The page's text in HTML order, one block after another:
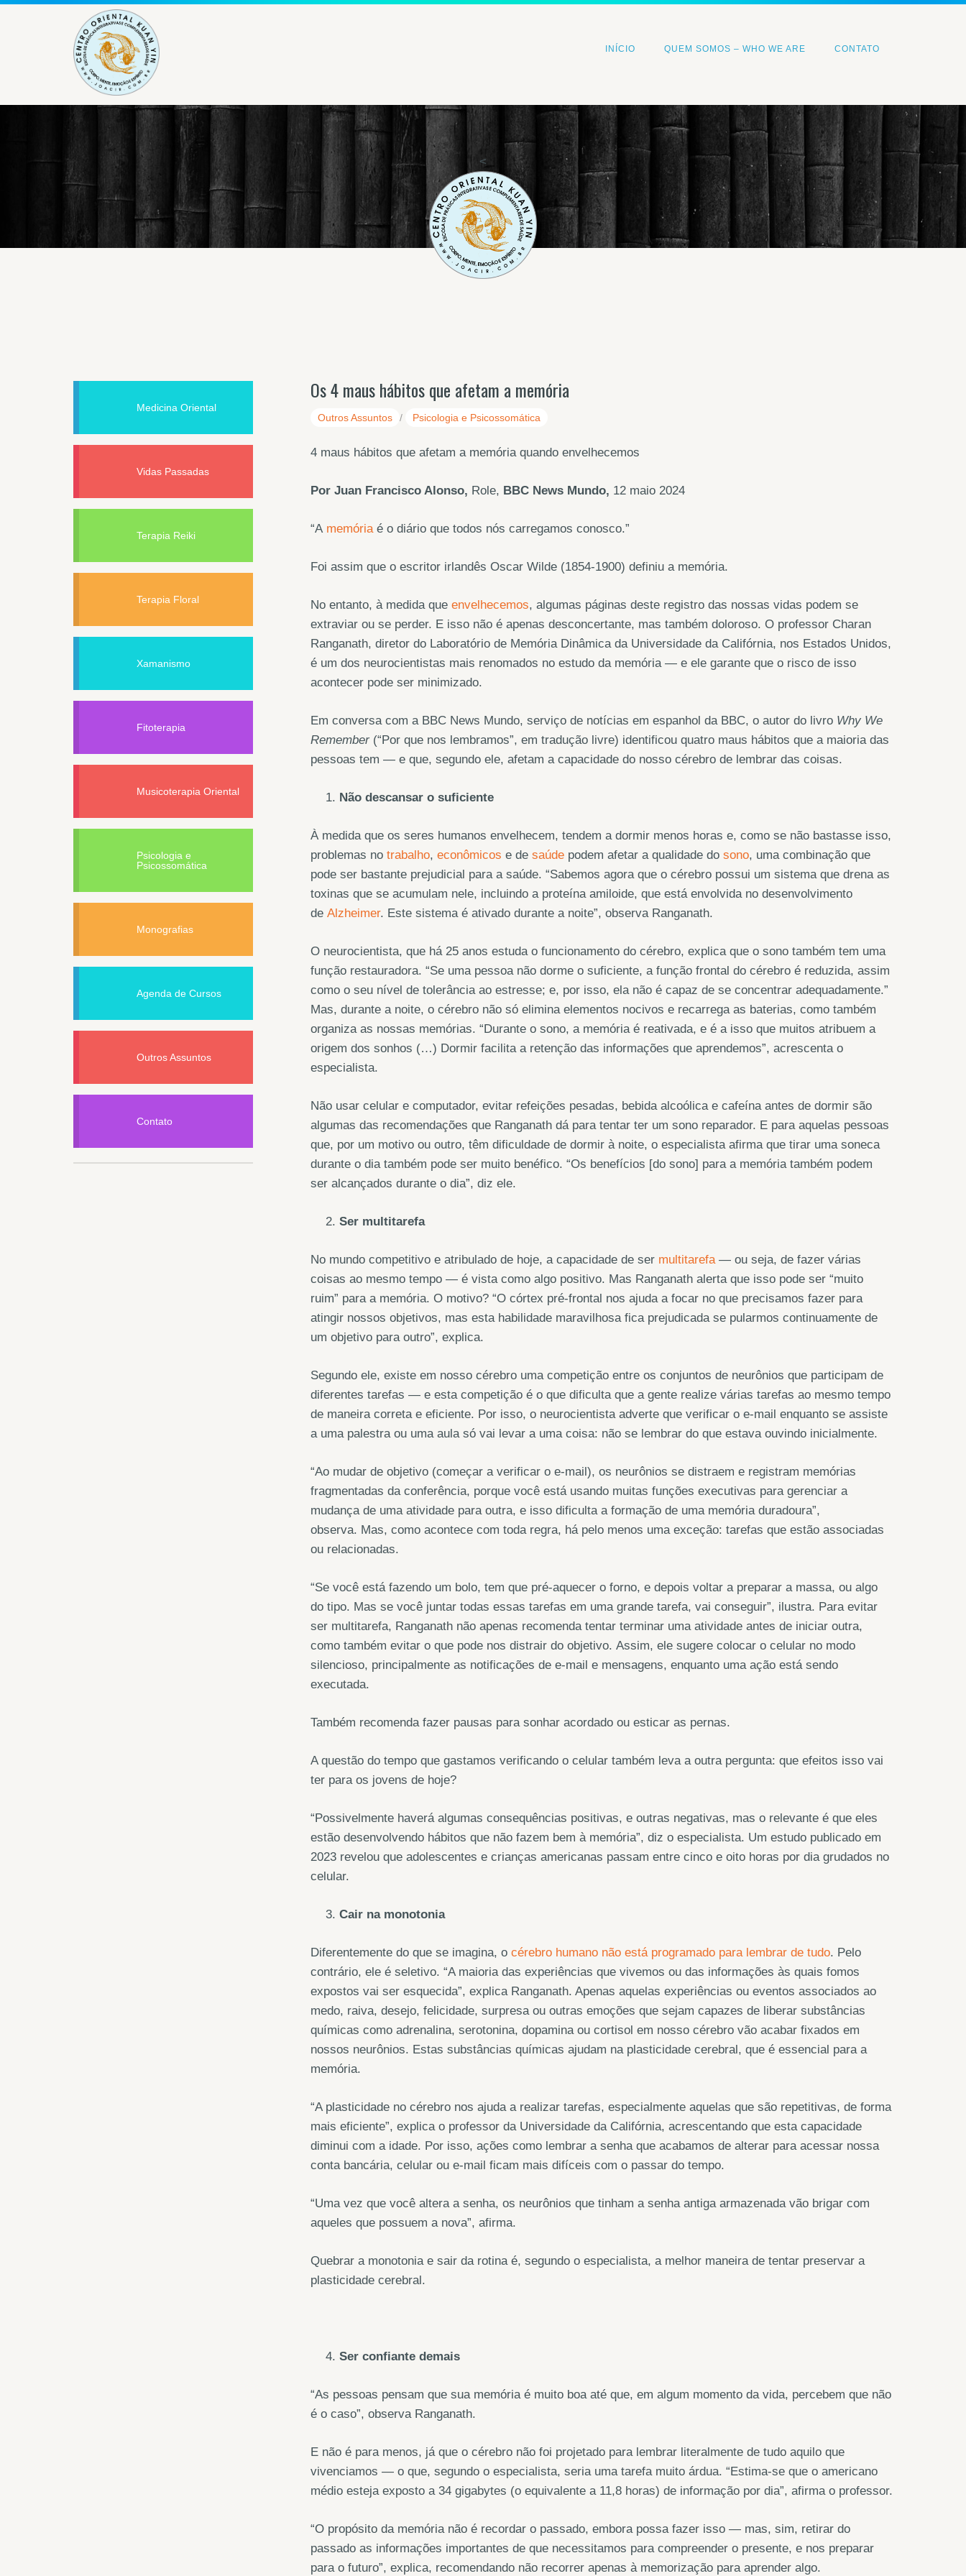
INÍCIO QUEM SOMOS – WHO WE ARE CONTATO
<
Os 4 maus hábitos que afetam a memória
Outros Assuntos / Psicologia e Psicossomática
4 maus hábitos que afetam a memória quando envelhecemos
Por Juan Francisco Alonso, Role, BBC News Mundo, 12 maio 2024
“A memóriaé o diário que todos nós carregamos conosco.”
Foi assim que o escritor irlandês Oscar Wilde (1854-1900) definiu a memória.
No entanto, à medida que envelhecemos, algumas páginas deste registro das nossas vidas podem se
extraviar ou se perder. E isso não é apenas desconcertante, mas também doloroso. O professor Charan
Ranganath, diretor do Laboratório de Memória Dinâmica da Universidade da Califórnia, nos Estados Unidos,
é um dos neurocientistas mais renomados no estudo da memória — e ele garante que o risco de isso
acontecer pode ser minimizado.
Em conversa com a BBC News Mundo, serviço de notícias em espanhol da BBC, o autor do livro Why We
Remember (“Por que nos lembramos”, em tradução livre) identificou quatro maus hábitos que a maioria das
pessoas tem — e que, segundo ele, afetam a capacidade do nosso cérebro de lembrar das coisas.
Não descansar o suficiente
À medida que os seres humanos envelhecem, tendem a dormir menos horas e, como se não bastasse isso,
problemas no trabalho, econômicos e de saúde podem afetar a qualidade do sono, uma combinação que
pode ser bastante prejudicial para a saúde. “Sabemos agora que o cérebro possui um sistema que drena as
toxinas que se acumulam nele, incluindo a proteína amiloide, que está envolvida no desenvolvimento
de Alzheimer. Este sistema é ativado durante a noite”, observa Ranganath.
O neurocientista, que há 25 anos estuda o funcionamento do cérebro, explica que o sono também tem uma
função restauradora. “Se uma pessoa não dorme o suficiente, a função frontal do cérebro é reduzida, assim
como o seu nível de tolerância ao estresse; e, por isso, ela não é capaz de se concentrar adequadamente.”
Mas, durante a noite, o cérebro não só elimina elementos nocivos e recarrega as baterias, como também
organiza as nossas memórias. “Durante o sono, a memória é reativada, e é a isso que muitos atribuem a
origem dos sonhos (…) Dormir facilita a retenção das informações que aprendemos”, acrescenta o
especialista.
Não usar celular e computador, evitar refeições pesadas, bebida alcoólica e cafeína antes de dormir são
algumas das recomendações que Ranganath dá para tentar ter um sono reparador. E para aquelas pessoas
que, por um motivo ou outro, têm dificuldade de dormir à noite, o especialista afirma que tirar uma soneca
durante o dia também pode ser muito benéfico. “Os benefícios [do sono] para a memória também podem
ser alcançados durante o dia”, diz ele.
Ser multitarefa
No mundo competitivo e atribulado de hoje, a capacidade de ser multitarefa— ou seja, de fazer várias
coisas ao mesmo tempo — é vista como algo positivo. Mas Ranganath alerta que isso pode ser “muito
ruim” para a memória. O motivo? “O córtex pré-frontal nos ajuda a focar no que precisamos fazer para
atingir nossos objetivos, mas esta habilidade maravilhosa fica prejudicada se pularmos continuamente de
um objetivo para outro”, explica.
Segundo ele, existe em nosso cérebro uma competição entre os conjuntos de neurônios que participam de
diferentes tarefas — e esta competição é o que dificulta que a gente realize várias tarefas ao mesmo tempo
de maneira correta e eficiente. Por isso, o neurocientista adverte que verificar o e-mail enquanto se assiste
a uma palestra ou uma aula só vai levar a uma coisa: não se lembrar do que estava ouvindo inicialmente.
“Ao mudar de objetivo (começar a verificar o e-mail), os neurônios se distraem e registram memórias
fragmentadas da conferência, porque você está usando muitas funções executivas para gerenciar a
mudança de uma atividade para outra, e isso dificulta a formação de uma memória duradoura”,
observa. Mas, como acontece com toda regra, há pelo menos uma exceção: tarefas que estão associadas
ou relacionadas.
“Se você está fazendo um bolo, tem que pré-aquecer o forno, e depois voltar a preparar a massa, ou algo
do tipo. Mas se você juntar todas essas tarefas em uma grande tarefa, vai conseguir”, ilustra. Para evitar
ser multitarefa, Ranganath não apenas recomenda tentar terminar uma atividade antes de iniciar outra,
como também evitar o que pode nos distrair do objetivo. Assim, ele sugere colocar o celular no modo
silencioso, principalmente as notificações de e-mail e mensagens, enquanto uma ação está sendo
executada.
Também recomenda fazer pausas para sonhar acordado ou esticar as pernas.
A questão do tempo que gastamos verificando o celular também leva a outra pergunta: que efeitos isso vai
ter para os jovens de hoje?
“Possivelmente haverá algumas consequências positivas, e outras negativas, mas o relevante é que eles
estão desenvolvendo hábitos que não fazem bem à memória”, diz o especialista. Um estudo publicado em
2023 revelou que adolescentes e crianças americanas passam entre cinco e oito horas por dia grudados no
celular.
Cair na monotonia
Diferentemente do que se imagina, o cérebro humano não está programado para lembrar de tudo. Pelo
contrário, ele é seletivo. “A maioria das experiências que vivemos ou das informações às quais fomos
expostos vai ser esquecida”, explica Ranganath. Apenas aquelas experiências ou eventos associados ao
medo, raiva, desejo, felicidade, surpresa ou outras emoções que sejam capazes de liberar substâncias
químicas como adrenalina, serotonina, dopamina ou cortisol em nosso cérebro vão acabar fixados em
nossos neurônios. Estas substâncias químicas ajudam na plasticidade cerebral, que é essencial para a
memória.
“A plasticidade no cérebro nos ajuda a realizar tarefas, especialmente aquelas que são repetitivas, de forma
mais eficiente”, explica o professor da Universidade da Califórnia, acrescentando que esta capacidade
diminui com a idade. Por isso, ações como lembrar a senha que acabamos de alterar para acessar nossa
conta bancária, celular ou e-mail ficam mais difíceis com o passar do tempo.
“Uma vez que você altera a senha, os neurônios que tinham a senha antiga armazenada vão brigar com
aqueles que possuem a nova”, afirma.
Quebrar a monotonia e sair da rotina é, segundo o especialista, a melhor maneira de tentar preservar a
plasticidade cerebral.
Ser confiante demais
“As pessoas pensam que sua memória é muito boa até que, em algum momento da vida, percebem que não
é o caso”, observa Ranganath.
E não é para menos, já que o cérebro não foi projetado para lembrar literalmente de tudo aquilo que
vivenciamos — o que, segundo o especialista, seria uma tarefa muito árdua. “Estima-se que o americano
médio esteja exposto a 34 gigabytes (o equivalente a 11,8 horas) de informação por dia”, afirma o professor.
“O propósito da memória não é recordar o passado, embora possa fazer isso — mas, sim, retirar do
passado as informações importantes de que necessitamos para compreender o presente, e nos preparar
para o futuro”, explica, recomendando não recorrer apenas à memorização para aprender algo.
Medicina Oriental
Vidas Passadas
Terapia Reiki
Terapia Floral
Xamanismo
Fitoterapia
Musicoterapia Oriental
Psicologia e
Psicossomática
Monografias
Agenda de Cursos
Outros Assuntos
Contato